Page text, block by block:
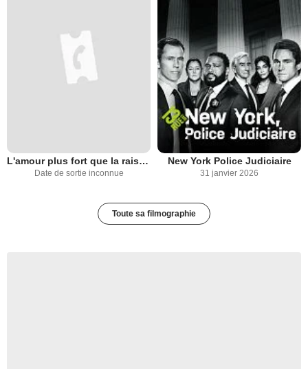
L'amour plus fort que la raison
Date de sortie inconnue
New York Police Judiciaire
31 janvier 2026
Toute sa filmographie